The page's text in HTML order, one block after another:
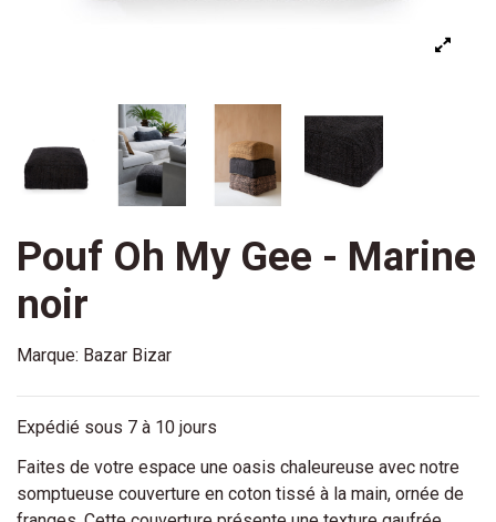
Pouf Oh My Gee - Marine
noir
Marque: Bazar Bizar
Expédié sous 7 à 10 jours
Faites de votre espace une oasis chaleureuse avec notre
somptueuse couverture en coton tissé à la main, ornée de